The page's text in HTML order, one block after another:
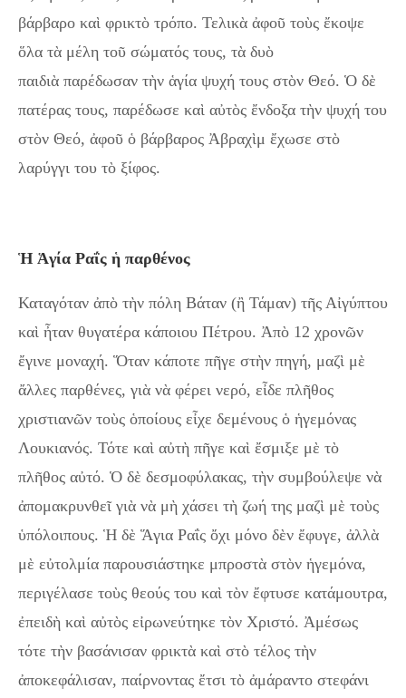
βάρβαρο καὶ φρικτὸ τρόπο. Τελικὰ ἀφοῦ τοὺς ἔκοψε
ὅλα τὰ μέλη τοῦ σώματός τους, τὰ δυὸ
παιδιὰ παρέδωσαν τὴν ἁγία ψυχή τους στὸν Θεό. Ὁ δὲ
πατέρας τους, παρέδωσε καὶ αὐτὸς ἔνδοξα τὴν ψυχή του
στὸν Θεό, ἀφοῦ ὁ βάρβαρος Ἀβραχὶμ ἔχωσε στὸ
λαρύγγι του τὸ ξίφος.
Ἡ Ἁγία Ραΐς ἡ παρθένος
Καταγόταν ἀπὸ τὴν πόλη Βάταν (ἢ Τάμαν) τῆς Αἰγύπτου
καὶ ἦταν θυγατέρα κάποιου Πέτρου. Ἀπὸ 12 χρονῶν
ἔγινε μοναχή. Ὅταν κάποτε πῆγε στὴν πηγή, μαζὶ μὲ
ἄλλες παρθένες, γιὰ νὰ φέρει νερό, εἶδε πλῆθος
χριστιανῶν τοὺς ὁποίους εἶχε δεμένους ὁ ἡγεμόνας
Λουκιανός. Τότε καὶ αὐτὴ πῆγε καὶ ἔσμιξε μὲ τὸ
πλῆθος αὐτό. Ὁ δὲ δεσμοφύλακας, τὴν συμβούλεψε νὰ
ἀπομακρυνθεῖ γιὰ νὰ μὴ χάσει τὴ ζωή της μαζὶ μὲ τοὺς
ὑπόλοιπους. Ἡ δὲ Ἅγια Ραΐς ὄχι μόνο δὲν ἔφυγε, ἀλλὰ
μὲ εὐτολμία παρουσιάστηκε μπροστὰ στὸν ἡγεμόνα,
περιγέλασε τοὺς θεούς του καὶ τὸν ἔφτυσε κατάμουτρα,
ἐπειδὴ καὶ αὐτὸς εἰρωνεύτηκε τὸν Χριστό. Ἀμέσως
τότε τὴν βασάνισαν φρικτὰ καὶ στὸ τέλος τὴν
ἀποκεφάλισαν, παίρνοντας ἔτσι τὸ ἀμάραντο στεφάνι